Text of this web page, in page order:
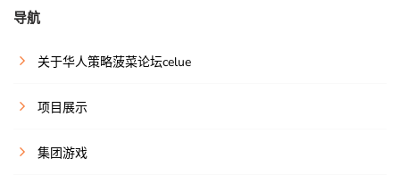
导航
关于华人策略菠菜论坛celue
项目展示
集团游戏